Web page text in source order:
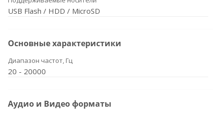
USB Flash / HDD / MicroSD
Основные характеристики
Диапазон частот, Гц
20 - 20000
Аудио и Видео форматы